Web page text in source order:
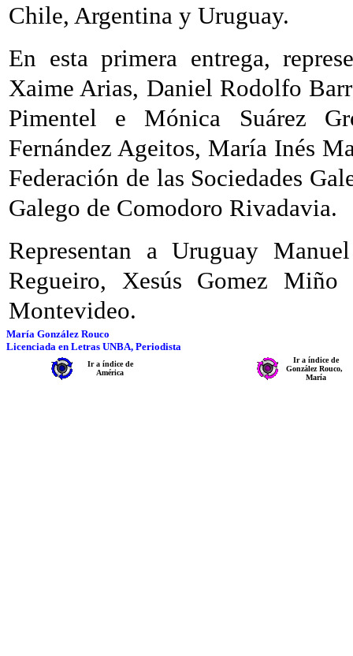
Chile, Argentina y Uruguay.
En esta primera entrega,
Xaime Arias, Daniel Rodolfo
Pimentel e Mónica Suárez
Fernández Ageitos, María Inés
Federación de las Sociedades
Galego de Comodoro Rivadavia.
Representan a Uruguay
Regueiro, Xesús Gomez
Montevideo.
María González Rouco
Licenciada en Letras UNBA, Periodista
Ir a índice de
América
Ir a índice de
González Rouco,
María